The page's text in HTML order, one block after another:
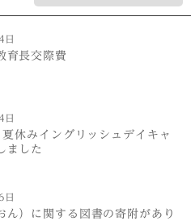
日
育長交際費
日
休みイングリッシュデイキャ
ました
日
ん）に関する図書の寄附があり